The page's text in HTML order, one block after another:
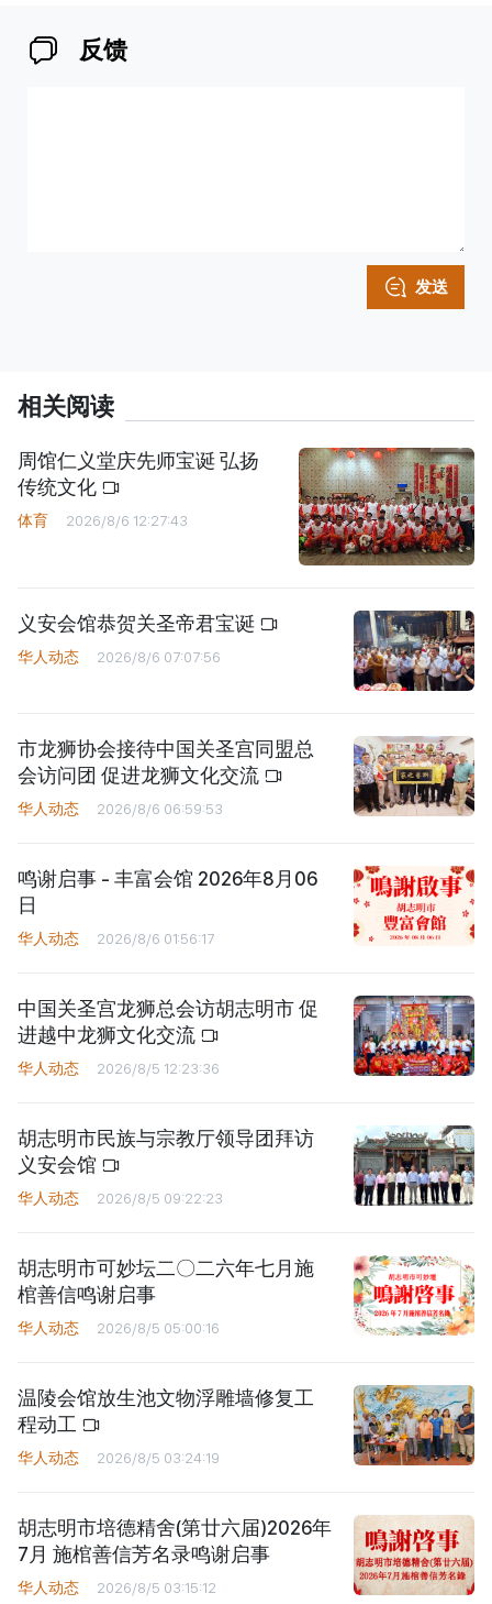
反馈
发送
相关阅读
周馆仁义堂庆先师宝诞 弘扬
传统文化
体育 2026/8/6 12:27:43
义安会馆恭贺关圣帝君宝诞
华人动态 2026/8/6 07:07:56
市龙狮协会接待中国关圣宫同盟总
会访问团 促进龙狮文化交流
华人动态 2026/8/6 06:59:53
鸣谢启事 - 丰富会馆 2026年8月06
日
华人动态 2026/8/6 01:56:17
中国关圣宫龙狮总会访胡志明市 促
进越中龙狮文化交流
华人动态 2026/8/5 12:23:36
胡志明市民族与宗教厅领导团拜访
义安会馆
华人动态 2026/8/5 09:22:23
胡志明市可妙坛二〇二六年七月施
棺善信鸣谢启事
华人动态 2026/8/5 05:00:16
温陵会馆放生池文物浮雕墙修复工
程动工
华人动态 2026/8/5 03:24:19
胡志明市培德精舍(第廿六届)2026年
7月 施棺善信芳名录鸣谢启事
华人动态 2026/8/5 03:15:12